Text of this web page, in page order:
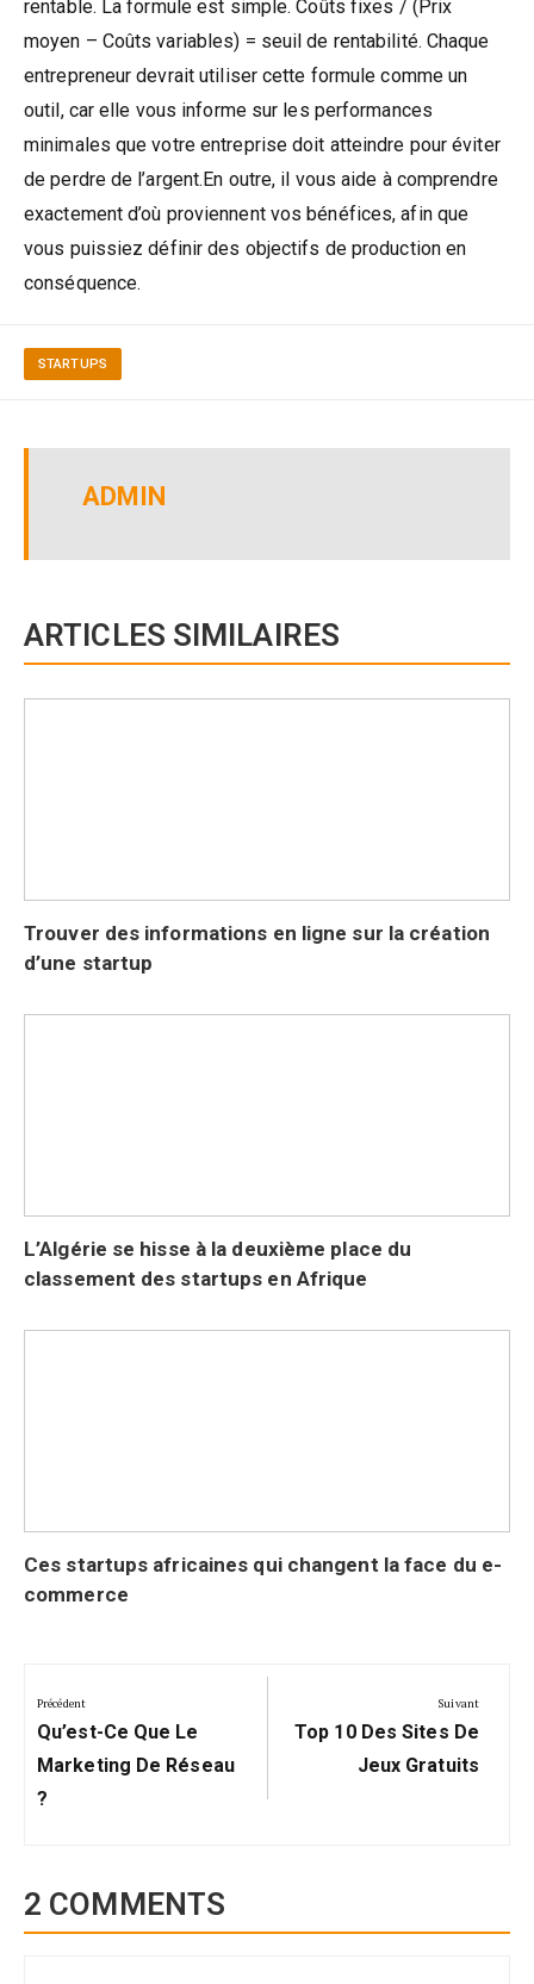
rentable. La formule est simple. Coûts fixes / (Prix
moyen – Coûts variables) = seuil de rentabilité. Chaque
entrepreneur devrait utiliser cette formule comme un
outil, car elle vous informe sur les performances
minimales que votre entreprise doit atteindre pour éviter
de perdre de l’argent.En outre, il vous aide à comprendre
exactement d’où proviennent vos bénéfices, afin que
vous puissiez définir des objectifs de production en
conséquence.
STARTUPS
ADMIN
ARTICLES SIMILAIRES
Trouver des informations en ligne sur la création
d’une startup
L’Algérie se hisse à la deuxième place du
classement des startups en Afrique
Ces startups africaines qui changent la face du e-
commerce
de
l’article
Précédent
Précédent:
Qu’est-Ce Que Le
Marketing De Réseau
?
Suivant
Suivant:
Top 10 Des Sites De
Jeux Gratuits
2 COMMENTS